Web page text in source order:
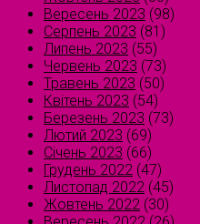
Вересень 2023 (98)
Серпень 2023 (81)
Липень 2023 (55)
Червень 2023 (73)
Травень 2023 (50)
Квітень 2023 (54)
Березень 2023 (73)
Лютий 2023 (69)
Січень 2023 (66)
Грудень 2022 (47)
Листопад 2022 (45)
Жовтень 2022 (30)